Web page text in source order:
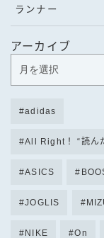
ランナー
アーカイブ
adidas
All Right！ “読ん
ASICS
JOGLIS
NIKE On